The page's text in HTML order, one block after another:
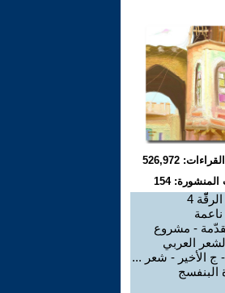
526,972
المنشورة: 154
4
ناعمة
- مشروع
العربي
- ج الأخير - شعر ...